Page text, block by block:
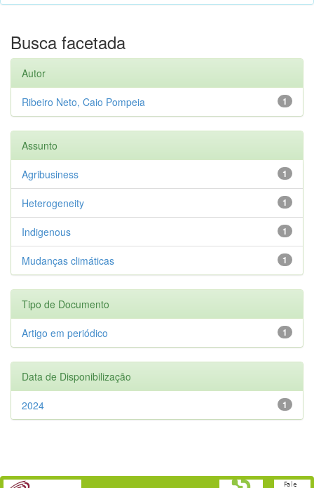
Busca facetada
Autor
1
Ribeiro Neto, Caio Pompeia
Assunto
1
Agribusiness
1
Heterogeneity
1
Indigenous
1
Mudanças climáticas
Tipo de Documento
1
Artigo em periódico
Data de Disponibilização
1
2024